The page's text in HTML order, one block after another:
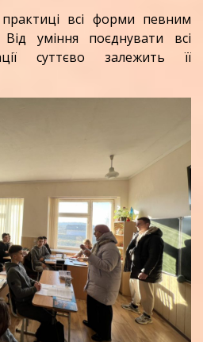
всі форми певним
уміння поєднувати всі
суттєво залежить її